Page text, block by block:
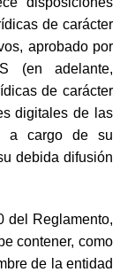
de carácter
aprobado por
(en adelante,
de carácter
digitales de las
a cargo de su
debida difusión
del Reglamento,
contener, como
de la entidad